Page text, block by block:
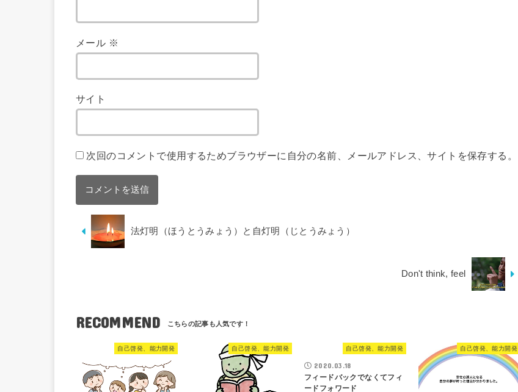
メール ※
サイト
次回のコメントで使用するためブラウザーに自分の名前、メールアドレス、サイトを保存する。
法灯明（ほうとうみょう）と自灯明（じとうみょう）
Don't think, feel
RECOMMEND
自己啓発、能力開発 自己啓発、能力開発 自己啓発、能力開発
2020.03.18
フィードバックでなくてフィ
ードフォワード
自己啓発、能力開発